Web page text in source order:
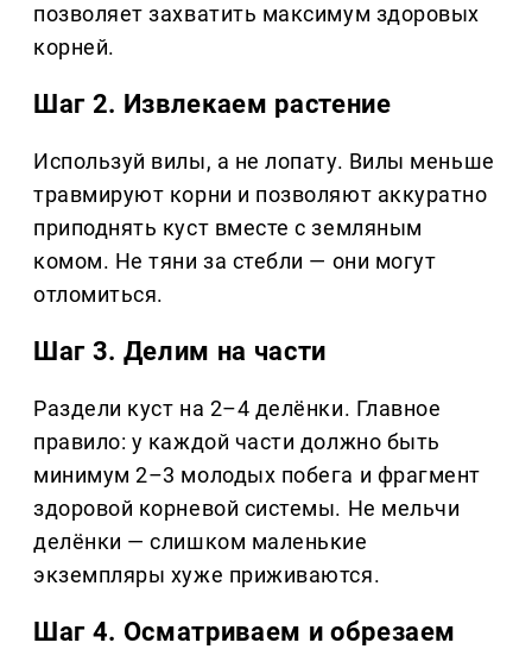
позволяет захватить максимум здоровых
корней.
Шаг 2. Извлекаем растение
Используй вилы, а не лопату. Вилы меньше
травмируют корни и позволяют аккуратно
приподнять куст вместе с земляным
комом. Не тяни за стебли — они могут
отломиться.
Шаг 3. Делим на части
Раздели куст на 2–4 делёнки. Главное
правило: у каждой части должно быть
минимум 2–3 молодых побега и фрагмент
здоровой корневой системы. Не мельчи
делёнки — слишком маленькие
экземпляры хуже приживаются.
Шаг 4. Осматриваем и обрезаем